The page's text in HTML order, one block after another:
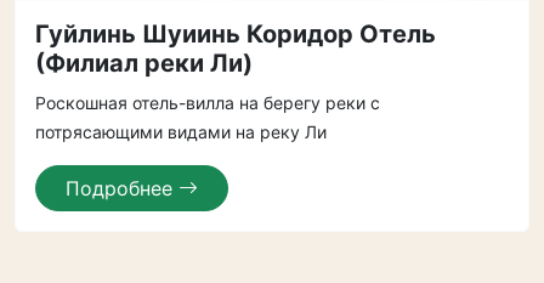
Гуйлинь Шуиинь Коридор Отель
(Филиал реки Ли)
Роскошная отель-вилла на берегу реки с
потрясающими видами на реку Ли
Подробнее